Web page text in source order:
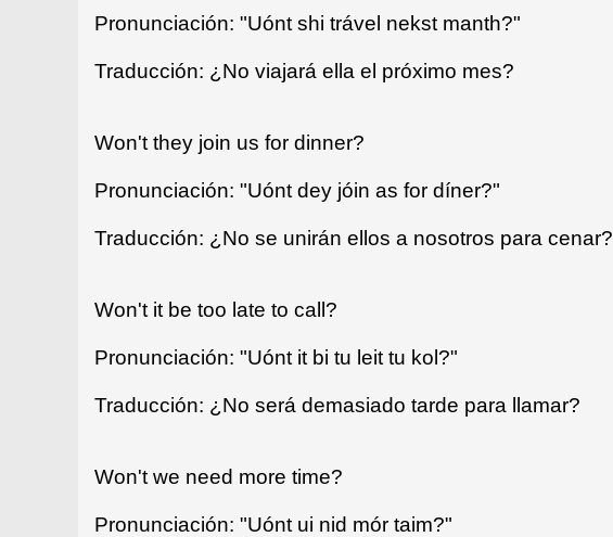
Pronunciación: "Uónt shi trável nekst manth?"
Traducción: ¿No viajará ella el próximo mes?
Won't they join us for dinner?
Pronunciación: "Uónt dey jóin as for díner?"
Traducción: ¿No se unirán ellos a nosotros para cenar?
Won't it be too late to call?
Pronunciación: "Uónt it bi tu leit tu kol?"
Traducción: ¿No será demasiado tarde para llamar?
Won't we need more time?
Pronunciación: "Uónt ui nid mór taim?"